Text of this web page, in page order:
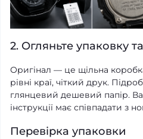
2. Огляньте упаковку
Оригінал — це щільна
рівні краї, чіткий друк.
глянцевий дешевий папір.
інструкції має співпадати з
Перевірка упаковки